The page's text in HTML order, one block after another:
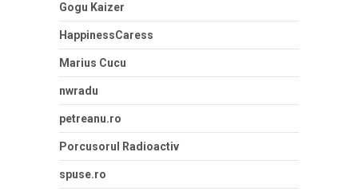
Gogu Kaizer
HappinessCaress
Marius Cucu
nwradu
petreanu.ro
Porcusorul Radioactiv
spuse.ro